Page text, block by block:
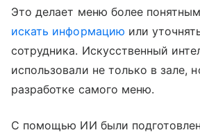
Это делает меню более
искать информацию или
сотрудника. Искусственный
использовали не только в зале,
разработке самого меню.
С помощью ИИ были